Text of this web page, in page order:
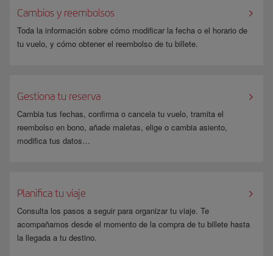
Podrásactualizar tus datoso cambiar tus preferencias desde el último e-
Motivo
un mensaje a tu dirección electrónica preguntándote si quieres Anular
suscripción o Gestionar preferencias. Solo deberás pulsar la opción
deseada.
también, rellenando directamente el siguiente
elTipo de solicitud: "Oposición/Limitación" y en elMotivo:
"Boletines". En el plazo máximo de 1 mes cancelaremos tu suscripción.
Cambios y reembolsos
Toda la información sobre cómo modificar la fecha o el horario de
tu vuelo, y cómo obtener el reembolso de tu billete.
Gestiona tu reserva
Cambia tus fechas, confirma o cancela tu vuelo, tramita el
reembolso en bono, añade maletas, elige o cambia asiento,
modifica tus datos…
Planifica tu viaje
Consulta los pasos a seguir para organizar tu viaje. Te
acompañamos desde el momento de la compra de tu billete hasta
la llegada a tu destino.